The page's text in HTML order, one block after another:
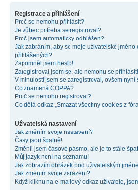
Registrace a přihlášení
Proč se nemohu přihlásit?
Je vůbec potřeba se registrovat?
Proč jsem automaticky odhlášen?
Jak zabráním, aby se moje uživatelské jméno
přihlášených?
Zapomněl jsem heslo!
Zaregistroval jsem se, ale nemohu se přihlásit!
V minulosti jsem se zaregistroval, ovšem nyní
Co znamená COPPA?
Proč se nemohu registrovat?
Co dělá odkaz „Smazat všechny cookies z
Uživatelská nastavení
Jak změním svoje nastavení?
Časy jsou špatně!
Změnil jsem časové pásmo, ale je to stále
Můj jazyk není na seznamu!
Jak zobrazím obrázek pod uživatelským
Jak změním svoje zařazení?
Když kliknu na e-mailový odkaz uživatele,